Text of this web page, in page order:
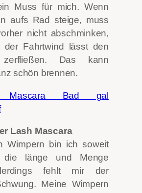
Muss für mich. Wenn
aufs Rad steige, muss
nicht abschminken,
der Fahrtwind lässt den
zerfließen. Das kann
schön brennen.
Lash Mascara
Wimpern bin ich soweit
die länge und Menge
fehlt mir der
Meine Wimpern